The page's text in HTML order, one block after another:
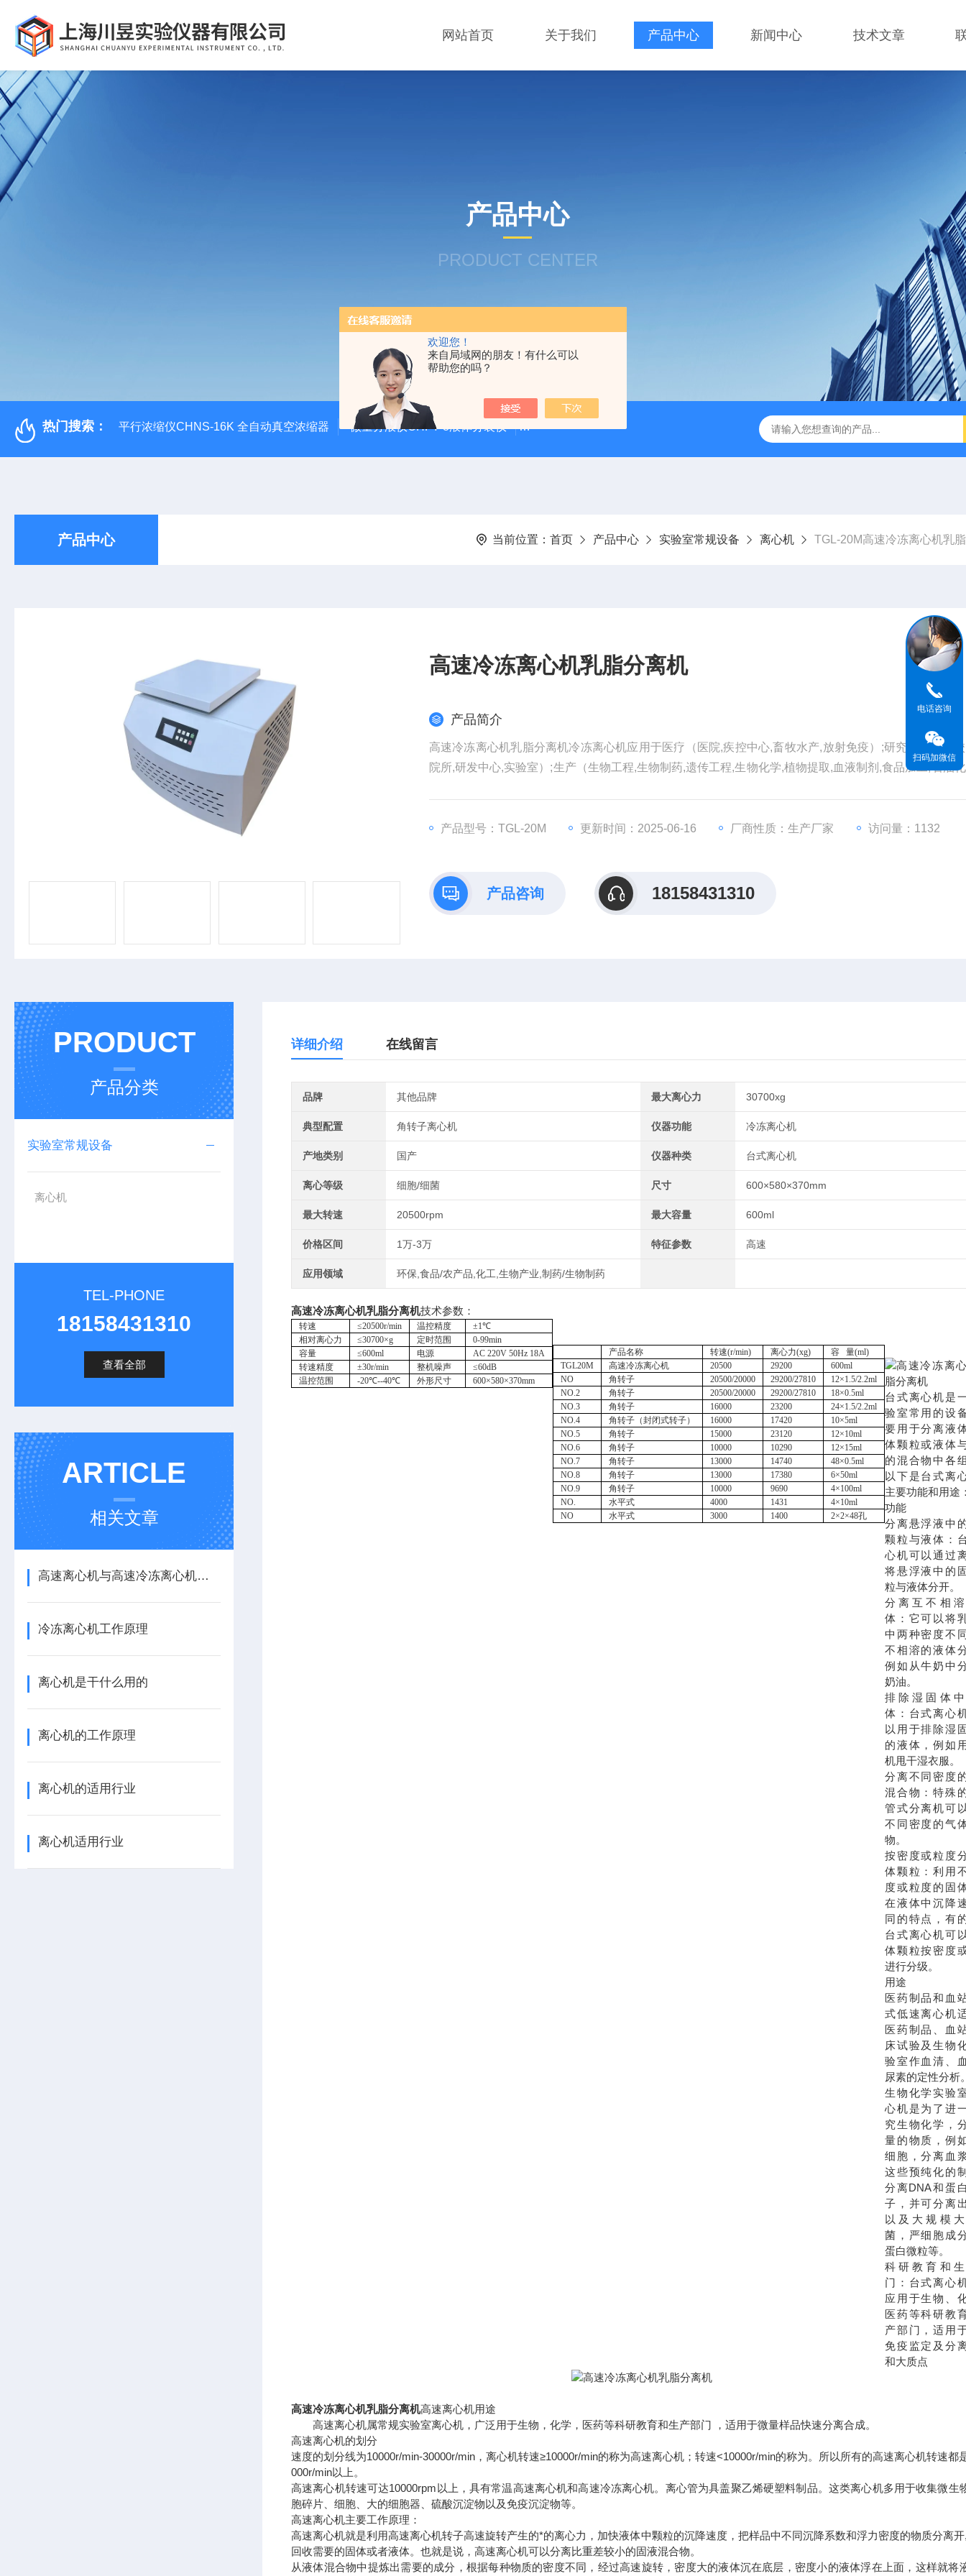
欢迎您！
来自局域网的朋友！有什么可以
帮助您的吗？
网站首页 关于我们 产品中心 新闻中心 技术文章
产品中心
PRODUCT CENTER
热门搜索： 平行浓缩仪CHNS-16K 全自动真空浓缩器 微量分液仪CHFY-8液体分装仪 全自动放射性水样蒸发浓缩赶酸仪ZDGS-8 厌氧手套箱YQX-I半自动厌氧培养箱
产品中心 当前位置： 首页 产品中心 实验室常规设备 离心机 TGL-20M高速冷冻离心机乳
高速冷冻离心机乳脂分离机
产品简介
高速冷冻离心机乳脂分离机冷冻离心机应用于医疗（医院,疾控中心,畜牧水产,放射免疫）;研究（高等院
院所,研发中心,实验室）;生产（生物工程,生物制药,遗传工程,生物化学,植物提取,血液制剂,食品加工,石油
产品型号：TGL-20M 更新时间：2025-06-16 厂商性质：生产厂家 访问量：1132
产品咨询 18158431310
PRODUCT
产品分类
实验室常规设备
离心机
TEL-PHONE
18158431310
查看全部
ARTICLE
相关文章
高速离心机与高速冷冻离心机的区别
冷冻离心机工作原理
离心机是干什么用的
离心机的工作原理
离心机的适用行业
离心机适用行业
详细介绍 在线留言
品牌 其他品牌 最大离心力 30700xg
典型配置 角转子离心机 仪器功能 冷冻离心机
产地类别 国产 仪器种类 台式离心机
离心等级 细胞/细菌 尺寸 600×580×370mm
最大转速 20500rpm 最大容量 600ml
价格区间 1万-3万 特征参数 高速
应用领域 环保,食品/农产品,化工,生物产业,制药/生物制药
高速冷冻离心机乳脂分离机技术参数：
转速 ≤20500r/min 温控精度
±1℃
相对离心力
≤30700×g 定时范围
0-99min
容量
≤600ml 电源
AC 220V 50Hz 18A
转速精度
±30r/min 整机噪声
≤60dB
温控范围
-20℃--40℃ 外形尺寸 600×580×370mm
产品名称 转速(r/min) 离心力(xg) 容 量(ml)
TGL20M
高速冷冻离心机 20500 29200
600ml
NO
角转子 20500/20000 29200/27810
12×1.5/2.2ml
NO.2
角转子 20500/20000 29200/27810
18×0.5ml
NO.3
角转子 16000 23200
24×1.5/2.2ml
NO.4
角转子（封闭式转子） 16000 17420
10×5ml
NO.5
角转子 15000 23120
12×10ml
NO.6
角转子 10000 10290
12×15ml
NO.7
角转子 13000 14740
48×0.5ml
NO.8
角转子 13000 17380
6×50ml
NO.9
角转子 10000 9690
4×100ml
NO.
水平式 4000 1431
4×10ml
NO
水平式 3000 1400 2×2×48孔
台式离心机是
验室常用的设
要用于分离液
体颗粒或液体
的混合物中各
以下是台式离
主要功能和用途
功能
分离悬浮液中
颗粒与液体：
心机可以通过
将悬浮液中的
粒与液体分开。
分离互不相
体：它可以将
中两种密度不
不相溶的液体
例如从牛奶中
奶油。
排除湿固体
体：台式离心
以用于排除湿
的液体，例如
机甩干湿衣服。
分离不同密度
混合物：特殊
管式分离机可
不同密度的气
物。
按密度或粒度
体颗粒：利用
度或粒度的固
在液体中沉降
同的特点，有
台式离心机可
体颗粒按密度
进行分级。
用途
医药制品和血
式低速离心机
医药制品、血
床试验及生物
验室作血清、
尿素的定性分析
生物化学实验
心机是为了进
究生物化学，
量的物质，例
细胞，分离血
这些预纯化的
分离DNA和蛋
子，并可分离
以及大规模
菌，严细胞成
蛋白微粒等。
科研教育和
门：台式离心
应用于生物、
医药等科研教
产部门，适用
免疫监定及分
和大质点
高速冷冻离心机乳脂分离机高速离心机用途
高速离心机属常规实验室离心机，广泛用于生物，化学，医药等科研教育和生产部门 ，适用于微量样品快速分离合成。
高速离心机的划分
速度的划分线为10000r/min-30000r/min，离心机转速≥10000r/min的称为高速离心机；转速<10000r/min的称为。所以所有的高速离心机转速都
000r/min以上。
高速离心机转速可达10000rpm以上，具有常温高速离心机和高速冷冻离心机。离心管为具盖聚乙烯硬塑料制品。这类离心机多用于收集微生
胞碎片、细胞、大的细胞器、硫酸沉淀物以及免疫沉淀物等。
高速离心机主要工作原理：
高速离心机就是利用高速离心机转子高速旋转产生的*的离心力，加快液体中颗粒的沉降速度，把样品中不同沉降系数和浮力密度的物质分离
回收需要的固体或者液体。也就是说，高速离心机可以分离比重差较小的固液混合物。
从液体混合物中提炼出需要的成分，根据每种物质的密度不同，经过高速旋转，密度大的液体沉在底层，密度小的液体浮在上面，这样就将
电话咨询
扫码加微信